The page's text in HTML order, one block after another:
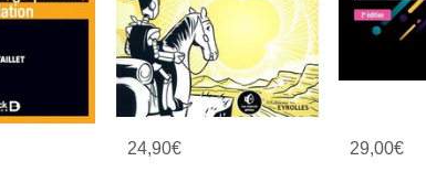
24,90€ 29,00€